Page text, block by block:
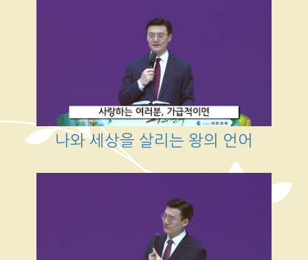
나와 세상을 살리는 왕의 언어